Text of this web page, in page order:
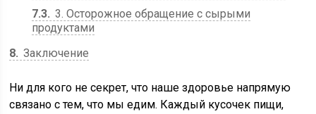
7.3 3. Осторожное обращение с сырыми
продуктами
8 Заключение
Ни для кого не секрет, что наше здоровье напрямую
связано с тем, что мы едим. Каждый кусочек пищи,